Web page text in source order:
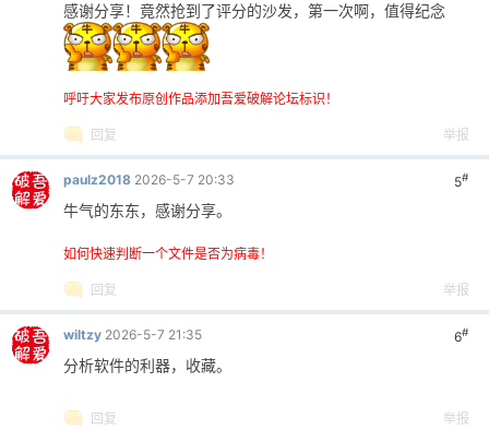
感谢分享！竟然抢到了评分的沙发，第一次啊，值得纪念
呼吁大家发布原创作品添加吾爱破解论坛标识！
回复 举报
5#
paulz2018 2026-5-7 20:33
牛气的东东，感谢分享。
如何快速判断一个文件是否为病毒！
回复 举报
6#
wiltzy 2026-5-7 21:35
分析软件的利器，收藏。
回复 举报